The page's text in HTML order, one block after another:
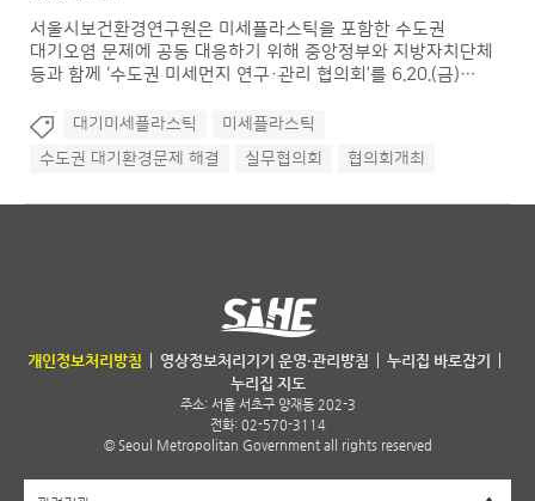
서울시보건환경연구원은 미세플라스틱을 포함한 수도권
대기오염 문제에 공동 대응하기 위해 중앙정부와 지방자치단체
등과 함께 ‘수도권 미세먼지 연구·관리 협의회’를 6.20.(금)
밝혔다.대기미세플라스틱
미세플라스틱
수도권 대기환경문제 해결
실무협의회 협의회개최
서울특별시 보건환경연구원
개인정보처리방침 영상정보처리기기 운영·관리방침
누리집 바로잡기
누리집 지도
주소: 서울 서초구 양재동 202-3
전화: 02-570-3114
© Seoul Metropolitan Government all rights reserved